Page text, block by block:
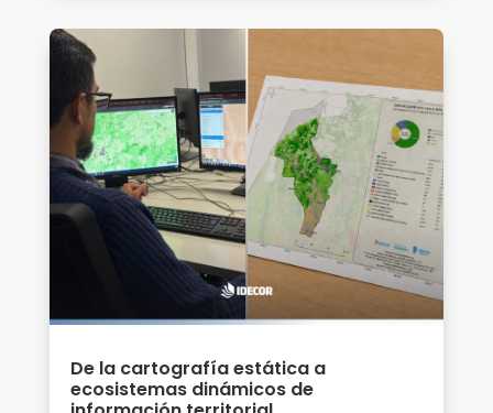
De la cartografía estática a
ecosistemas dinámicos de